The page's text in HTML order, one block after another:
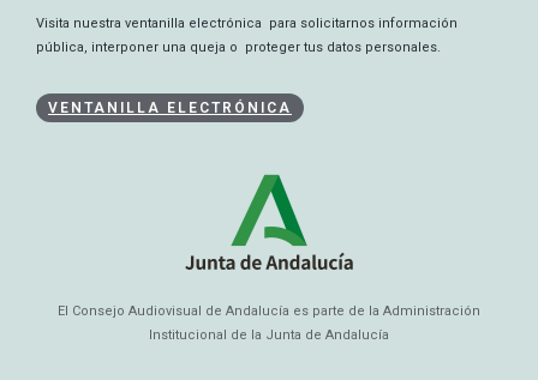
Visita nuestra ventanilla electrónica para solicitarnos información
pública, interponer una queja o proteger tus datos personales.
VENTANILLA ELECTRÓNICA
El Consejo Audiovisual de Andalucía es parte de la Administración
Institucional de la Junta de Andalucía